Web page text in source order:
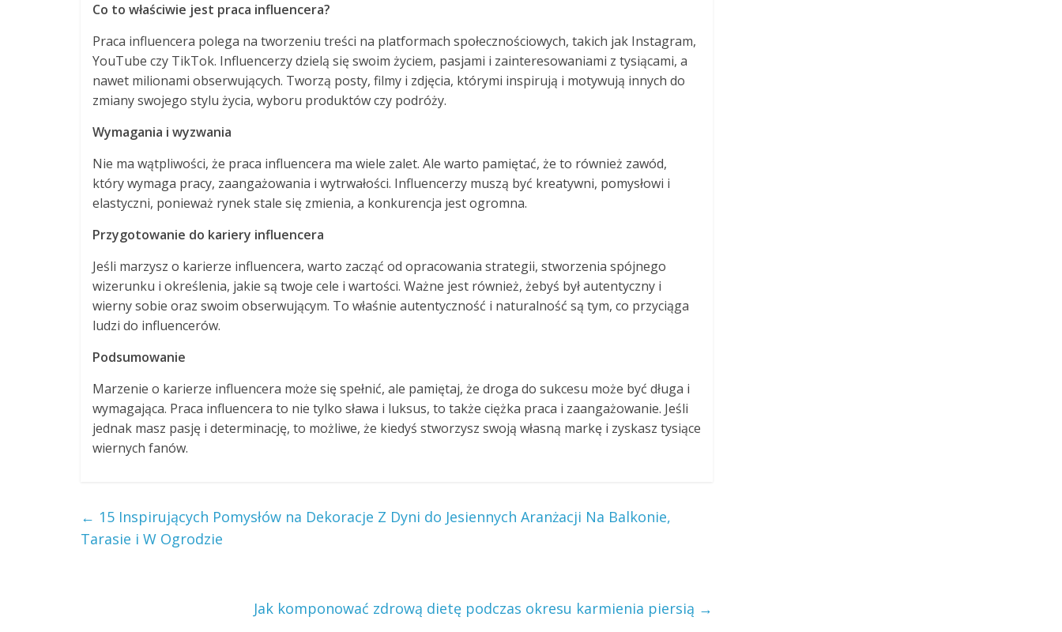
Co to właściwie jest praca influencera?
Praca influencera polega na tworzeniu treści na platformach społecznościowych, takich jak Instagram,
YouTube czy TikTok. Influencerzy dzielą się swoim życiem, pasjami i zainteresowaniami z tysiącami, a
nawet milionami obserwujących. Tworzą posty, filmy i zdjęcia, którymi inspirują i motywują innych do
zmiany swojego stylu życia, wyboru produktów czy podróży.
Wymagania i wyzwania
Nie ma wątpliwości, że praca influencera ma wiele zalet. Ale warto pamiętać, że to również zawód,
który wymaga pracy, zaangażowania i wytrwałości. Influencerzy muszą być kreatywni, pomysłowi i
elastyczni, ponieważ rynek stale się zmienia, a konkurencja jest ogromna.
Przygotowanie do kariery influencera
Jeśli marzysz o karierze influencera, warto zacząć od opracowania strategii, stworzenia spójnego
wizerunku i określenia, jakie są twoje cele i wartości. Ważne jest również, żebyś był autentyczny i
wierny sobie oraz swoim obserwującym. To właśnie autentyczność i naturalność są tym, co przyciąga
ludzi do influencerów.
Podsumowanie
Marzenie o karierze influencera może się spełnić, ale pamiętaj, że droga do sukcesu może być długa i
wymagająca. Praca influencera to nie tylko sława i luksus, to także ciężka praca i zaangażowanie. Jeśli
jednak masz pasję i determinację, to możliwe, że kiedyś stworzysz swoją własną markę i zyskasz tysiące
wiernych fanów.
← 15 Inspirujących Pomysłów na Dekoracje Z Dyni do Jesiennych Aranżacji Na Balkonie,
Tarasie i W Ogrodzie
Jak komponować zdrową dietę podczas okresu karmienia piersią →